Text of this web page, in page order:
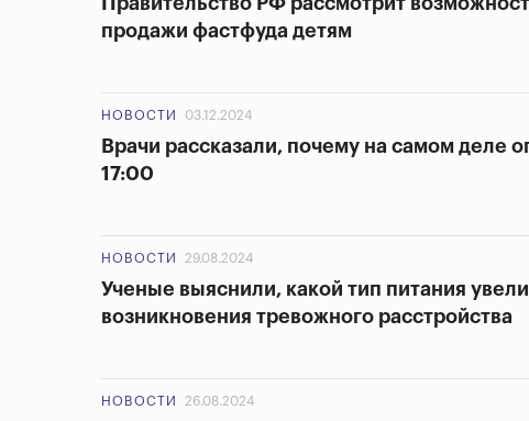
продажи фастфуда детям
НОВОСТИ 03.12.2024
Врачи рассказали, почему на самом деле
17:00
НОВОСТИ 29.08.2024
Ученые выяснили, какой тип питания
возникновения тревожного расстройства
НОВОСТИ 26.08.2024